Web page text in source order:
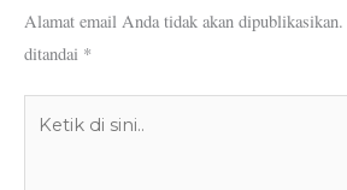
Alamat email Anda tidak akan dipublikasikan.
ditandai *